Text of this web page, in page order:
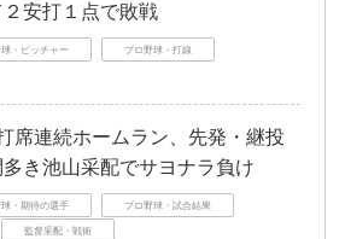
安打１点で敗戦
・ピッチャー プロ野球・打線
席連続ホームラン、先発・継投
き池山采配でサヨナラ負け
球・期待の選手 プロ野球・試合結果
監督采配・戦術